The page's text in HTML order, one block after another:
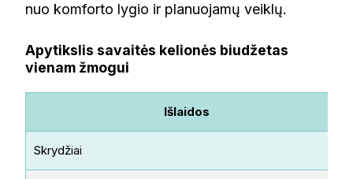
nuo komforto lygio ir planuojamų veiklų.
Apytikslis savaitės kelionės biudžetas
vienam žmogui
Išlaidos
Skrydžiai